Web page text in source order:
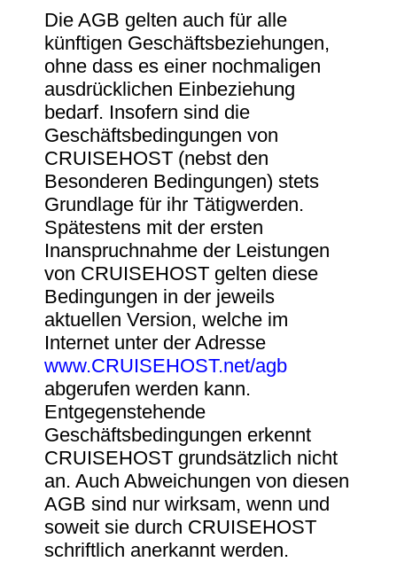
Die AGB gelten auch für alle
künftigen Geschäftsbeziehungen,
ohne dass es einer nochmaligen
ausdrücklichen Einbeziehung
bedarf. Insofern sind die
Geschäftsbedingungen von
CRUISEHOST (nebst den
Besonderen Bedingungen) stets
Grundlage für ihr Tätigwerden.
Spätestens mit der ersten
Inanspruchnahme der Leistungen
von CRUISEHOST gelten diese
Bedingungen in der jeweils
aktuellen Version, welche im
Internet unter der Adresse
www.CRUISEHOST.net/agb
abgerufen werden kann.
Entgegenstehende
Geschäftsbedingungen erkennt
CRUISEHOST grundsätzlich nicht
an. Auch Abweichungen von diesen
AGB sind nur wirksam, wenn und
soweit sie durch CRUISEHOST
schriftlich anerkannt werden.